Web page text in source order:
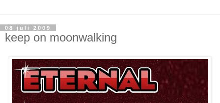
08 juli 2009
keep on moonwalking